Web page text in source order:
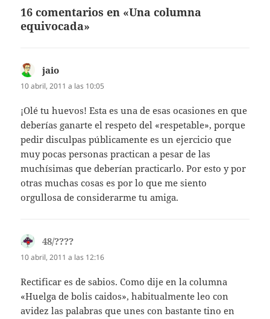
16 comentarios en «Una columna
equivocada»
jaio
10 abril, 2011 a las 10:05
¡Olé tu huevos! Esta es una de esas ocasiones en que
deberías ganarte el respeto del «respetable», porque
pedir disculpas públicamente es un ejercicio que
muy pocas personas practican a pesar de las
muchísimas que deberían practicarlo. Por esto y por
otras muchas cosas es por lo que me siento
orgullosa de considerarme tu amiga.
48/????
10 abril, 2011 a las 12:16
Rectificar es de sabios. Como dije en la columna
«Huelga de bolis caidos», habitualmente leo con
avidez las palabras que unes con bastante tino en